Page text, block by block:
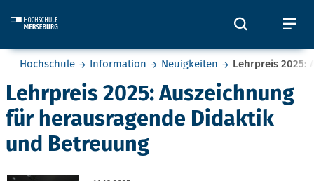
Öffnet
Sie befinden sich hier:
Hochschule Information Neuigkeiten Lehrpreis 2025:
Lehrpreis 2025: Auszeichnung
für herausragende Didaktik
und Betreuung